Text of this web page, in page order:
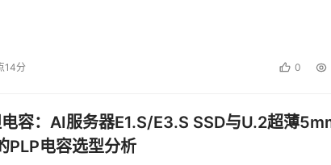
14分 0
容：AI服务器E1.S/E3.S SSD与U.2超薄
PLP电容选型分析